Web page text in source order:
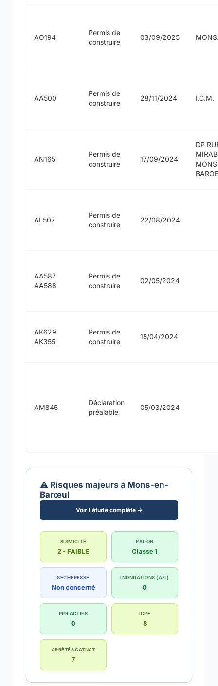
AO194
Permis de
construire
03/09/2025
AA500
Permis de
construire
28/11/2024 I.C.M.
AN165
Permis de
construire
17/09/2024
DP
AL507
Permis de
construire
22/08/2024
AA587
AA588
Permis de
construire
02/05/2024
AK629
AK355
Permis de
construire
15/04/2024
AM845
Déclaration
préalable
05/03/2024
⚠️ Risques majeurs à Mons-en-
Barœul
Voir l'étude complète →
SISMICITÉ
2 - FAIBLE
RADON
Classe 1
SÉCHERESSE
Non concerné
INONDATIONS (AZI)
0
PPR ACTIFS
0
ICPE
8
ARRÊTÉS CATNAT
7